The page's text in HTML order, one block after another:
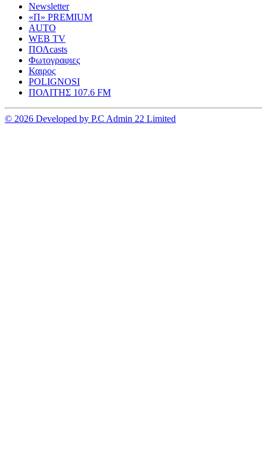
Newsletter
«Π» PREMIUM
AUTO
WEB TV
ΠΟΛcasts
Φωτογραφιες
Καιρος
POLIGNOSI
ΠΟΛΙΤΗΣ 107.6 FM
© 2026 Developed by P.C Admin 22 Limited